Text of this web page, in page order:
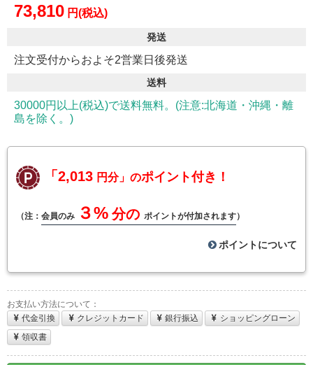
73,810 円(税込)
発送
注文受付からおよそ2営業日後発送
送料
30000円以上(税込)で送料無料。(注意:北海道・沖縄・離
島を除く。)
「2,013 円分」のポイント付き！
（注： 会員のみ ３% 分の ポイントが付加されます）
ポイントについて
お支払い方法について：
代金引換
クレジットカード 銀行振込
ショッピングローン
領収書